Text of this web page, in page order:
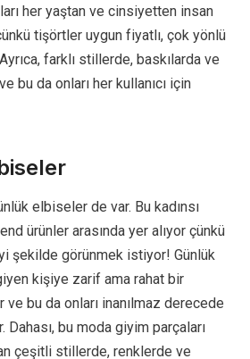
her yaştan ve cinsiyetten insan
tişörtler uygun fiyatlı, çok yönlü
farklı stillerde, baskılarda ve
bu da onları her kullanıcı için
elbiseler de var. Bu kadınsı
ürünler arasında yer alıyor çünkü
şekilde görünmek istiyor! Günlük
kişiye zarif ama rahat bir
ve bu da onları inanılmaz derecede
bu moda giyim parçaları
çeşitli stillerde, renklerde ve